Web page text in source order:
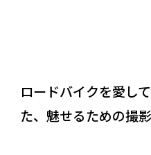
ロードバイクを愛し
た、魅せるための撮